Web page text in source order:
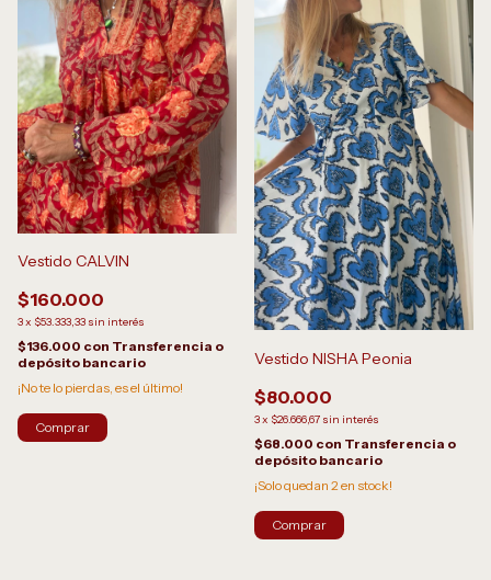
Vestido CALVIN
$160.000
3x $53.333,33 sin interés
$136.000 con Transferencia o
depósito bancario
¡No te lo pierdas, es el último!
Comprar
Vestido NISHA Peonia
$80.000
3x $26.666,67 sin interés
$68.000 con Transferencia o
depósito bancario
¡Solo quedan 2 en stock!